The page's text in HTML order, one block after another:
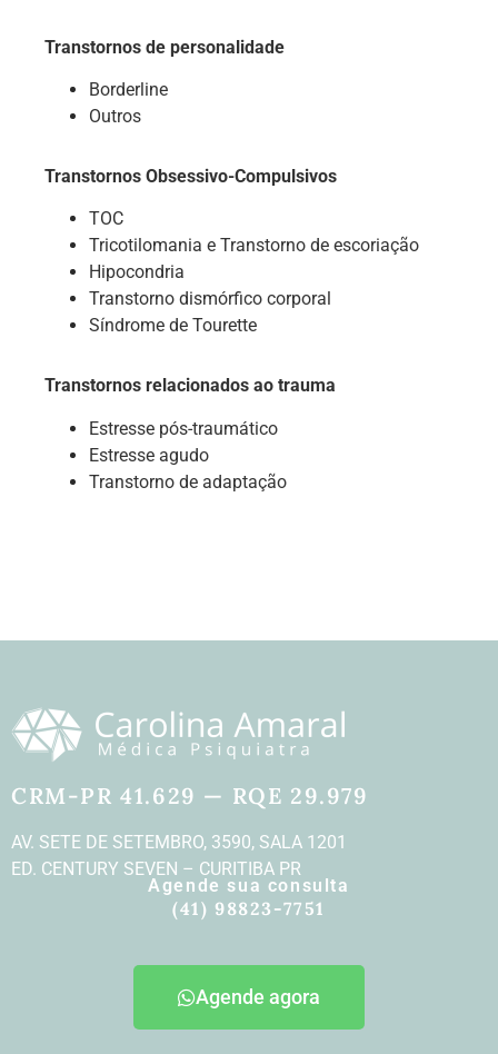
Transtornos de personalidade
Borderline
Outros
Transtornos Obsessivo-Compulsivos
TOC
Tricotilomania e Transtorno de escoriação
Hipocondria
Transtorno dismórfico corporal
Síndrome de Tourette
Transtornos relacionados ao trauma
Estresse pós-traumático
Estresse agudo
Transtorno de adaptação
CRM-PR 41.629 — RQE 29.979
AV. SETE DE SETEMBRO, 3590, SALA 1201
ED. CENTURY SEVEN – CURITIBA PR
Agende sua consulta
(41) 98823-7751
Agende agora